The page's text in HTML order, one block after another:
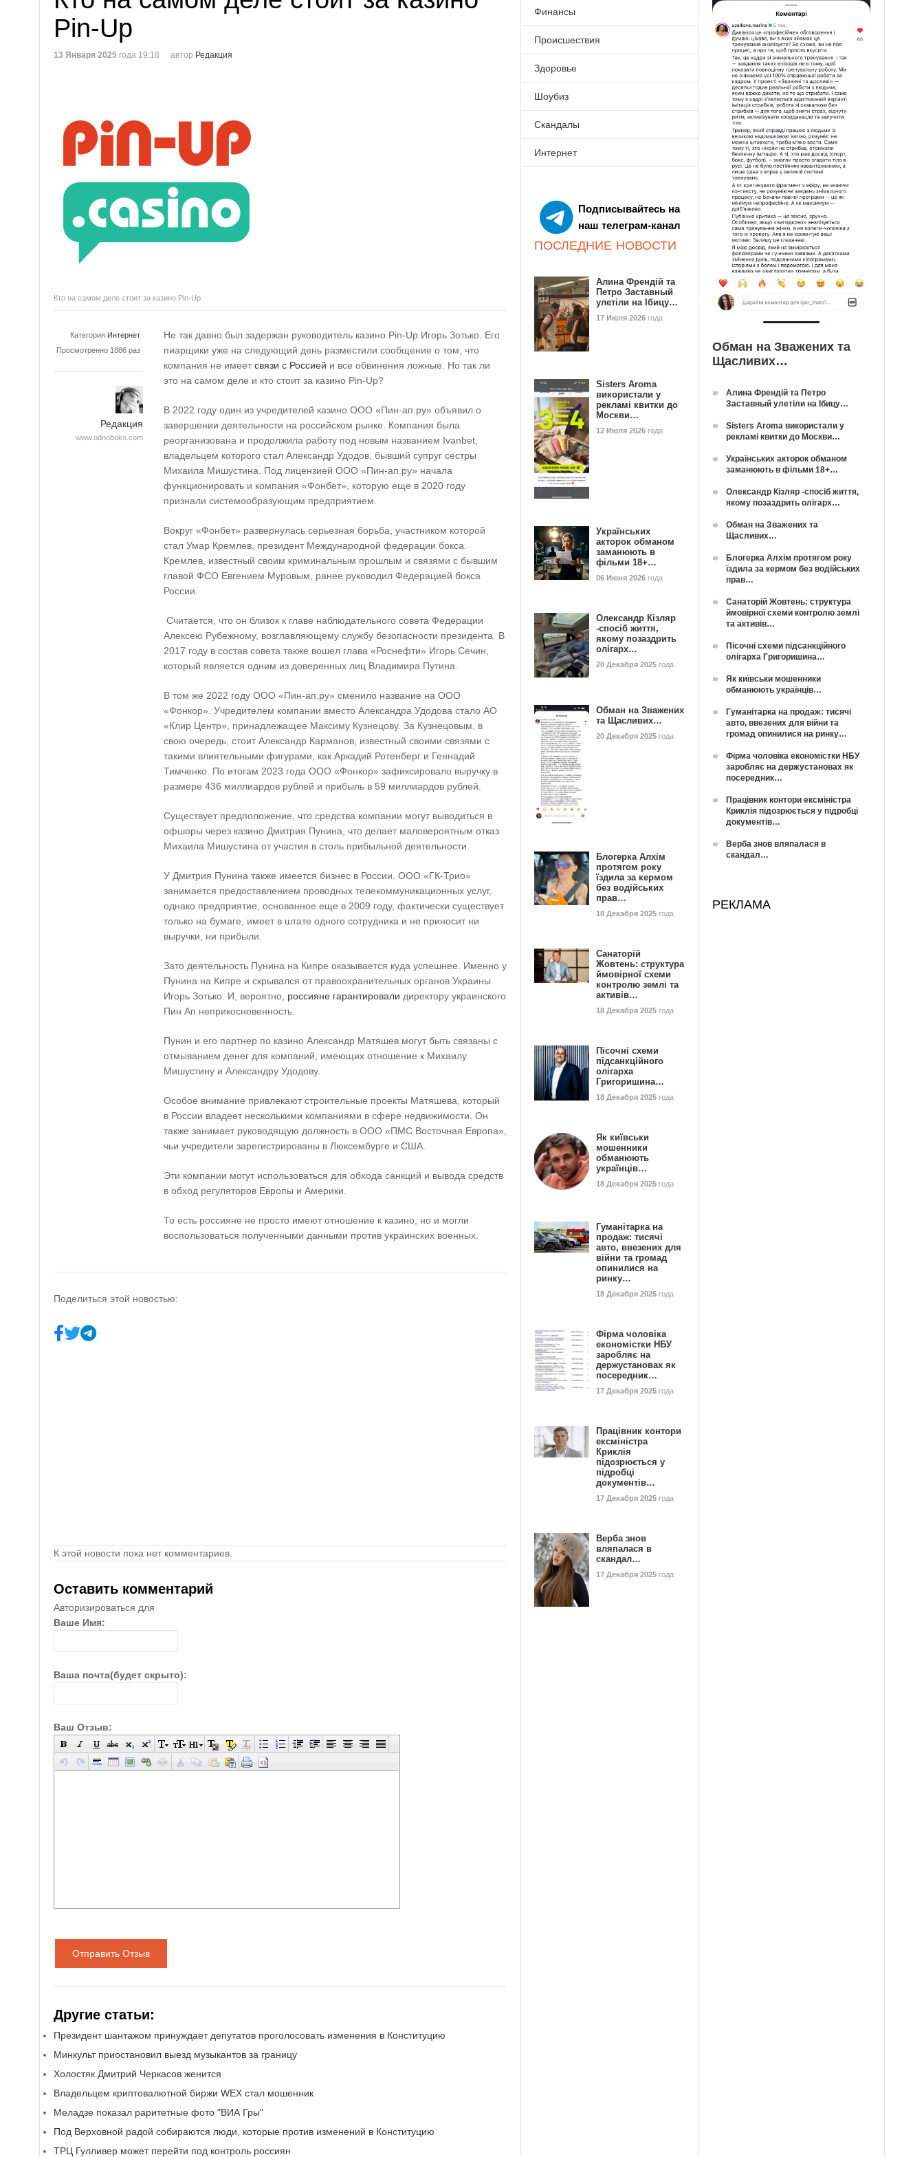
Pin-Up
13 Января 2025 года 19:18 автор Редакция
Кто на самом деле стоит за казино Pin-Up
Категория Интернет
Просмотренно 1886 раз
Редакция
www.odnoboko.com
Не так давно был задержан руководитель казино Pin-Up Игорь Зотько. Его
пиарщики уже на следующий день разместили сообщение о том, что
компания не имеетсвязи с Россией и все обвинения ложные. Но так ли
это на самом деле и кто стоит за казино Pin-Up?
В 2022 году один из учредителей казино ООО «Пин-ап.ру» объявил о
завершении деятельности на российском рынке. Компания была
реорганизована и продолжила работу под новым названием Ivanbet,
владельцем которого стал Александр Удодов, бывший супруг сестры
Михаила Мишустина. Под лицензией ООО «Пин-ап.ру» начала
функционировать и компания «Фонбет», которую еще в 2020 году
признали системообразующим предприятием.
Вокруг «Фонбет» развернулась серьезная борьба, участником которой
стал Умар Кремлев, президент Международной федерации бокса.
Кремлев, известный своим криминальным прошлым и связями с бывшим
главой ФСО Евгением Муровым, ранее руководил Федерацией бокса
России.
Считается, что он близок к главе наблюдательного совета Федерации
Алексею Рубежному, возглавляющему службу безопасности президента. В
2017 году в состав совета также вошел глава «Роснефти» Игорь Сечин,
который является одним из доверенных лиц Владимира Путина.
В том же 2022 году ООО «Пин-ап.ру» сменило название на ООО
«Фонкор». Учредителем компании вместо Александра Удодова стало АО
«Клир Центр», принадлежащее Максиму Кузнецову. За Кузнецовым, в
свою очередь, стоит Александр Карманов, известный своими связями с
такими влиятельными фигурами, как Аркадий Ротенберг и Геннадий
Тимченко. По итогам 2023 года ООО «Фонкор» зафиксировало выручку в
размере 436 миллиардов рублей и прибыль в 59 миллиардов рублей.
Существует предположение, что средства компании могут выводиться в
офшоры через казино Дмитрия Пунина, что делает маловероятным отказ
Михаила Мишустина от участия в столь прибыльной деятельности.
У Дмитрия Пунина также имеется бизнес в России. ООО «ГК-Трио»
занимается предоставлением проводных телекоммуникационных услуг,
однако предприятие, основанное еще в 2009 году, фактически существует
только на бумаге, имеет в штате одного сотрудника и не приносит ни
выручки, ни прибыли.
Зато деятельность Пунина на Кипре оказывается куда успешнее. Именно у
Пунина на Кипре и скрывался от правоохранительных органов Украины
Игорь Зотько. И, вероятно, россияне гарантировали директору украинского
Пин Ап неприкосновенность.
Пунин и его партнер по казино Александр Матяшев могут быть связаны с
отмыванием денег для компаний, имеющих отношение к Михаилу
Мишустину и Александру Удодову.
Особое внимание привлекают строительные проекты Матяшева, который
в России владеет несколькими компаниями в сфере недвижимости. Он
также занимает руководящую должность в ООО «ПМС Восточная Европа»,
чьи учредители зарегистрированы в Люксембурге и США.
Эти компании могут использоваться для обхода санкций и вывода средств
в обход регуляторов Европы и Америки.
То есть россияне не просто имеют отношение к казино, но и могли
воспользоваться полученными данными против украинских военных.
Поделиться этой новостью:
К этой новости пока нет комментариев.
Оставить комментарий
Авторизироваться для
Ваше Имя:
Ваша почта(будет скрыто):
Ваш Отзыв:
Отправить Отзыв
Другие статьи:
Президент шантажом принуждает депутатов проголосовать изменения в Конституцию
Минкульт приостановил выезд музыкантов за границу
Холостяк Дмитрий Черкасов женится
Владельцем криптовалютной биржи WEX стал мошенник
Меладзе показал раритетные фото "ВИА Гры"
Под Верховной радой собираются люди, которые против изменений в Конституцию
ТРЦ Гулливер может перейти под контроль россиян
Финансы
Происшествия
Здоровье
Шоубиз
Скандалы
Интернет
Подписывайтесь на
наш телеграм-канал
ПОСЛЕДНИЕ НОВОСТИ
Алина Френдій та
Петро Заставный
улетіли на Ібицу…
17 Июля 2026 года
Sisters Aroma
використали у
рекламі квитки до
Москви…
12 Июля 2026 года
Українських
акторок обманом
заманюють в
фільми 18+…
06 Июня 2026 года
Олександр Кізляр
-спосіб життя,
якому позаздрить
олігарх…
20 Декабря 2025 года
Обман на Зважених
та Щасливих…
20 Декабря 2025 года
Блогерка Алхім
протягом року
їздила за кермом
без водійських
прав…
18 Декабря 2025 года
Санаторій
Жовтень: структура
ймовірної схеми
контролю землі та
активів…
18 Декабря 2025 года
Пісочні схеми
підсанкційного
олігарха
Григоришина…
18 Декабря 2025 года
Як київськи
мошенники
обманюють
українців…
18 Декабря 2025 года
Гуманітарка на
продаж: тисячі
авто, ввезених для
війни та громад
опинилися на
ринку…
18 Декабря 2025 года
Фірма чоловіка
економістки НБУ
заробляє на
держустановах як
посередник…
17 Декабря 2025 года
Працівник контори
ексміністра
Криклія
підозрюється у
підробці
документів…
17 Декабря 2025 года
Верба знов
вляпалася в
скандал…
17 Декабря 2025 года
Обман на Зважених та
Щасливих…
Алина Френдій та Петро
Заставный улетіли на Ібицу…
Sisters Aroma використали у
рекламі квитки до Москви…
Українських акторок обманом
заманюють в фільми 18+…
Олександр Кізляр -спосіб життя,
якому позаздрить олігарх…
Обман на Зважених та
Щасливих…
Блогерка Алхім протягом року
їздила за кермом без водійських
прав…
Санаторій Жовтень: структура
ймовірної схеми контролю землі
та активів…
Пісочні схеми підсанкційного
олігарха Григоришина…
Як київськи мошенники
обманюють українців…
Гуманітарка на продаж: тисячі
авто, ввезених для війни та
громад опинилися на ринку…
Фірма чоловіка економістки НБУ
заробляє на держустановах як
посередник…
Працівник контори ексміністра
Криклія підозрюється у підробці
документів…
Верба знов вляпалася в
скандал…
РЕКЛАМА